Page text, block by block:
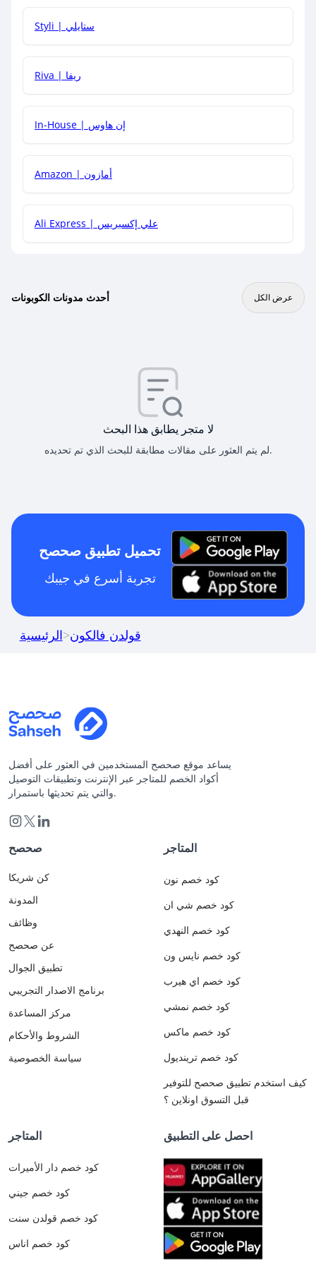
هل يمكنني جمع كود خصم مع العروض الأخرى؟
Styli | ستايلي
Riva | ريفا
In-House | إن هاوس
Amazon | أمازون
Ali Express | علي إكسبريس
أحدث مدونات الكوبونات عرض الكل
لا متجر يطابق هذا البحث
لم يتم العثور على مقالات مطابقة للبحث الذي تم تحديده.
تحميل تطبيق صحصح
تجربة أسرع في جيبك
الرئيسية>قولدن فالكون
يساعد موقع صحصح المستخدمين في العثور على أفضل
أكواد الخصم للمتاجر عبر الإنترنت وتطبيقات التوصيل
والتي يتم تحديثها باستمرار.
صحصح
كن شريكا
المدونة
وظائف
عن صحصح
تطبيق الجوال
برنامج الاصدار التجريبي
مركز المساعدة
الشروط والأحكام
سياسة الخصوصية
المتاجر
كود خصم نون
كود خصم شي ان
كود خصم النهدي
كود خصم نايس ون
كود خصم اي هيرب
كود خصم نمشي
كود خصم ماكس
كود خصم ترينديول
كيف استخدم تطبيق صحصح للتوفير
قبل التسوق اونلاين ؟
المتاجر
كود خصم دار الأميرات
كود خصم جيني
كود خصم قولدن سنت
كود خصم اناس
احصل على التطبيق